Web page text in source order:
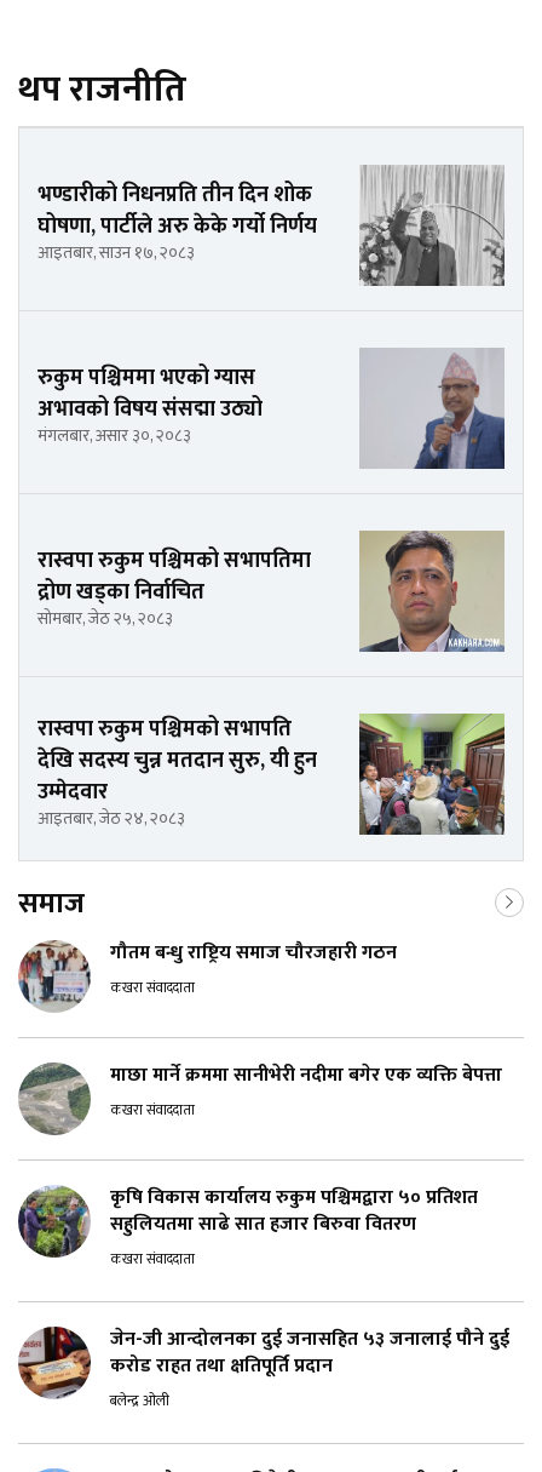
थप राजनीति
भण्डारीको निधनप्रति तीन दिन शोक
घोषणा, पार्टीले अरु केके गर्यो निर्णय
आइतबार, साउन १७, २०८३
रुकुम पश्चिममा भएको ग्यास
अभावको विषय संसद्मा उठ्यो
मंगलबार, असार ३०, २०८३
रास्वपा रुकुम पश्चिमको सभापतिमा
द्रोण खड्का निर्वाचित
सोमबार, जेठ २५, २०८३
रास्वपा रुकुम पश्चिमको सभापति
देखि सदस्य चुन्न मतदान सुरु, यी हुन
उम्मेदवार
आइतबार, जेठ २४, २०८३
समाज
गौतम बन्धु राष्ट्रिय समाज चौरजहारी गठन
कखरा संवाददाता
माछा मार्ने क्रममा सानीभेरी नदीमा बगेर एक व्यक्ति बेपत्ता
कखरा संवाददाता
कृषि विकास कार्यालय रुकुम पश्चिमद्वारा ५० प्रतिशत
सहुलियतमा साढे सात हजार बिरुवा वितरण
कखरा संवाददाता
जेन-जी आन्दोलनका दुई जनासहित ५३ जनालाई पौने दुई
करोड राहत तथा क्षतिपूर्ति प्रदान
बलेन्द्र ओली